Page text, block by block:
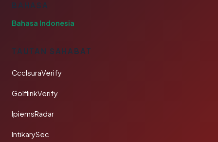
BAHASA
Bahasa Indonesia
TAUTAN SAHABAT
CcclsuraVerify
GolflinkVerify
IpiemsRadar
IntikarySec